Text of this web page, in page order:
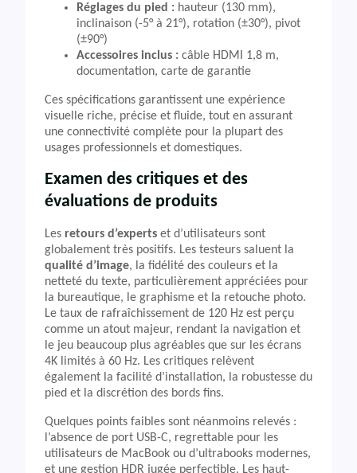
Réglages du pied : hauteur (130 mm),
inclinaison (-5° à 21°), rotation (±30°), pivot
(±90°)
Accessoires inclus : câble HDMI 1,8 m,
documentation, carte de garantie
Ces spécifications garantissent une expérience
visuelle riche, précise et fluide, tout en assurant
une connectivité complète pour la plupart des
usages professionnels et domestiques.
Examen des critiques et des
évaluations de produits
Les retours d’experts et d’utilisateurs sont
globalement très positifs. Les testeurs saluent la
qualité d’image, la fidélité des couleurs et la
netteté du texte, particulièrement appréciées pour
la bureautique, le graphisme et la retouche photo.
Le taux de rafraîchissement de 120 Hz est perçu
comme un atout majeur, rendant la navigation et
le jeu beaucoup plus agréables que sur les écrans
4K limités à 60 Hz. Les critiques relèvent
également la facilité d’installation, la robustesse du
pied et la discrétion des bords fins.
Quelques points faibles sont néanmoins relevés :
l’absence de port USB-C, regrettable pour les
utilisateurs de MacBook ou d’ultrabooks modernes,
et une gestion HDR jugée perfectible. Les haut-